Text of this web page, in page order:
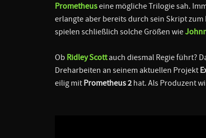
Prometheuseine mögliche Trilogie sah.
erlangte aber bereits durch sein Skript zum
spielen schließlich solche Größen wie
Ob Ridley Scottauch diesmal Regie führt?
Dreharbeiten an seinem aktuellen Projekt
eilig mit Prometheus 2 hat. Als Produzent